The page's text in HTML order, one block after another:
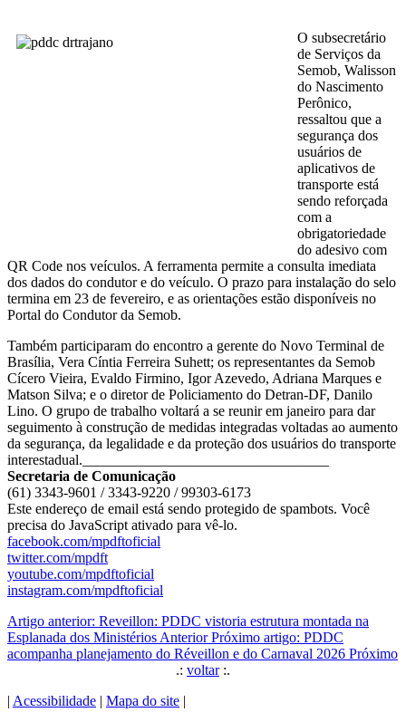
O subsecretário
de Serviços da
Semob, Walisson
do Nascimento
Perônico,
ressaltou que a
segurança dos
usuários de
aplicativos de
transporte está
sendo reforçada
com a
obrigatoriedade
do adesivo com
QR Code nos veículos. A ferramenta permite a consulta imediata
dos dados do condutor e do veículo. O prazo para instalação do selo
termina em 23 de fevereiro, e as orientações estão disponíveis no
Portal do Condutor da Semob.
Também participaram do encontro a gerente do Novo Terminal de
Brasília, Vera Cíntia Ferreira Suhett; os representantes da Semob
Cícero Vieira, Evaldo Firmino, Igor Azevedo, Adriana Marques e
Matson Silva; e o diretor de Policiamento do Detran-DF, Danilo
Lino. O grupo de trabalho voltará a se reunir em janeiro para dar
seguimento à construção de medidas integradas voltadas ao aumento
da segurança, da legalidade e da proteção dos usuários do transporte
interestadual.
Secretaria de Comunicação
(61) 3343-9601 / 3343-9220 / 99303-6173
Este endereço de email está sendo protegido de spambots. Você
precisa do JavaScript ativado para vê-lo.
facebook.com/mpdftoficial
twitter.com/mpdft
youtube.com/mpdftoficial
instagram.com/mpdftoficial
Artigo anterior: Reveillon: PDDC vistoria estrutura montada na
Esplanada dos Ministérios Anterior Próximo artigo: PDDC
acompanha planejamento do Réveillon e do Carnaval 2026 Próximo
.: voltar:.
| Acessibilidade | Mapa do site |